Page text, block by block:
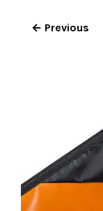
← Previous